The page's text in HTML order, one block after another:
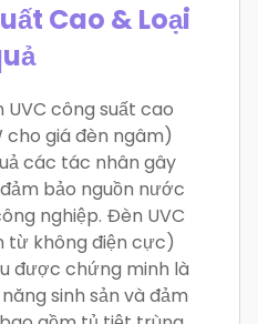
Cao & Loại
công suất cao
cho giá đèn ngâm)
các tác nhân gây
bảo nguồn nước
nghiệp. Đèn UVC
từ không điện cực)
được chứng minh là
sinh sản và đảm